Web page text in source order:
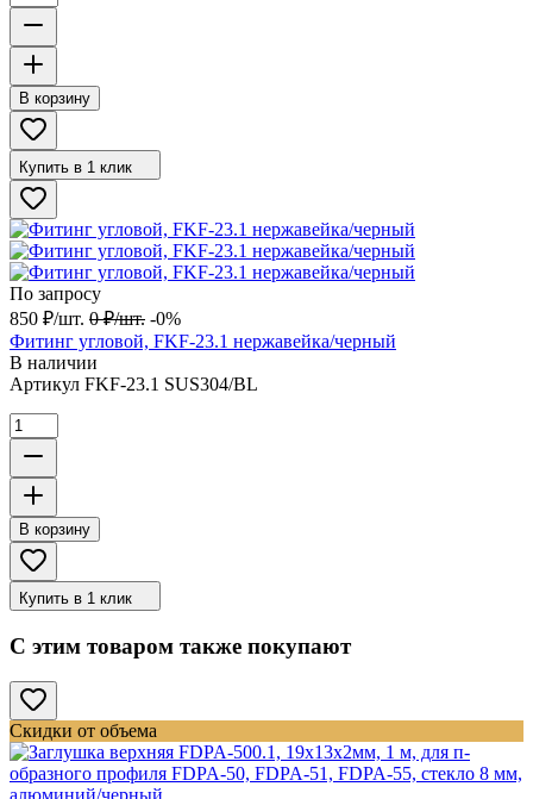
В корзину
Купить в 1 клик
По запросу
850 ₽/шт. 0 ₽/шт. -0%
Фитинг угловой, FKF-23.1 нержавейка/черный
В наличии
Артикул FKF-23.1 SUS304/BL
В корзину
Купить в 1 клик
С этим товаром также покупают
Скидки от объема